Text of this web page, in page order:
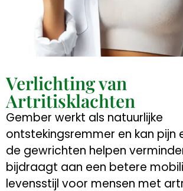
Verlichting van
Artritisklachten
Gember werkt als natuurlijke
ontstekingsremmer en kan pijn
de gewrichten helpen
bijdraagt aan een betere
levensstijl voor mensen met